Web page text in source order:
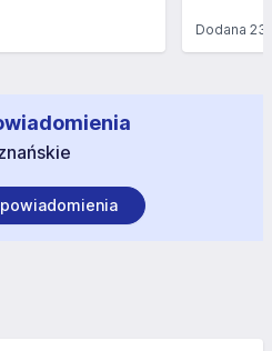
Dodana23
powiadomienia